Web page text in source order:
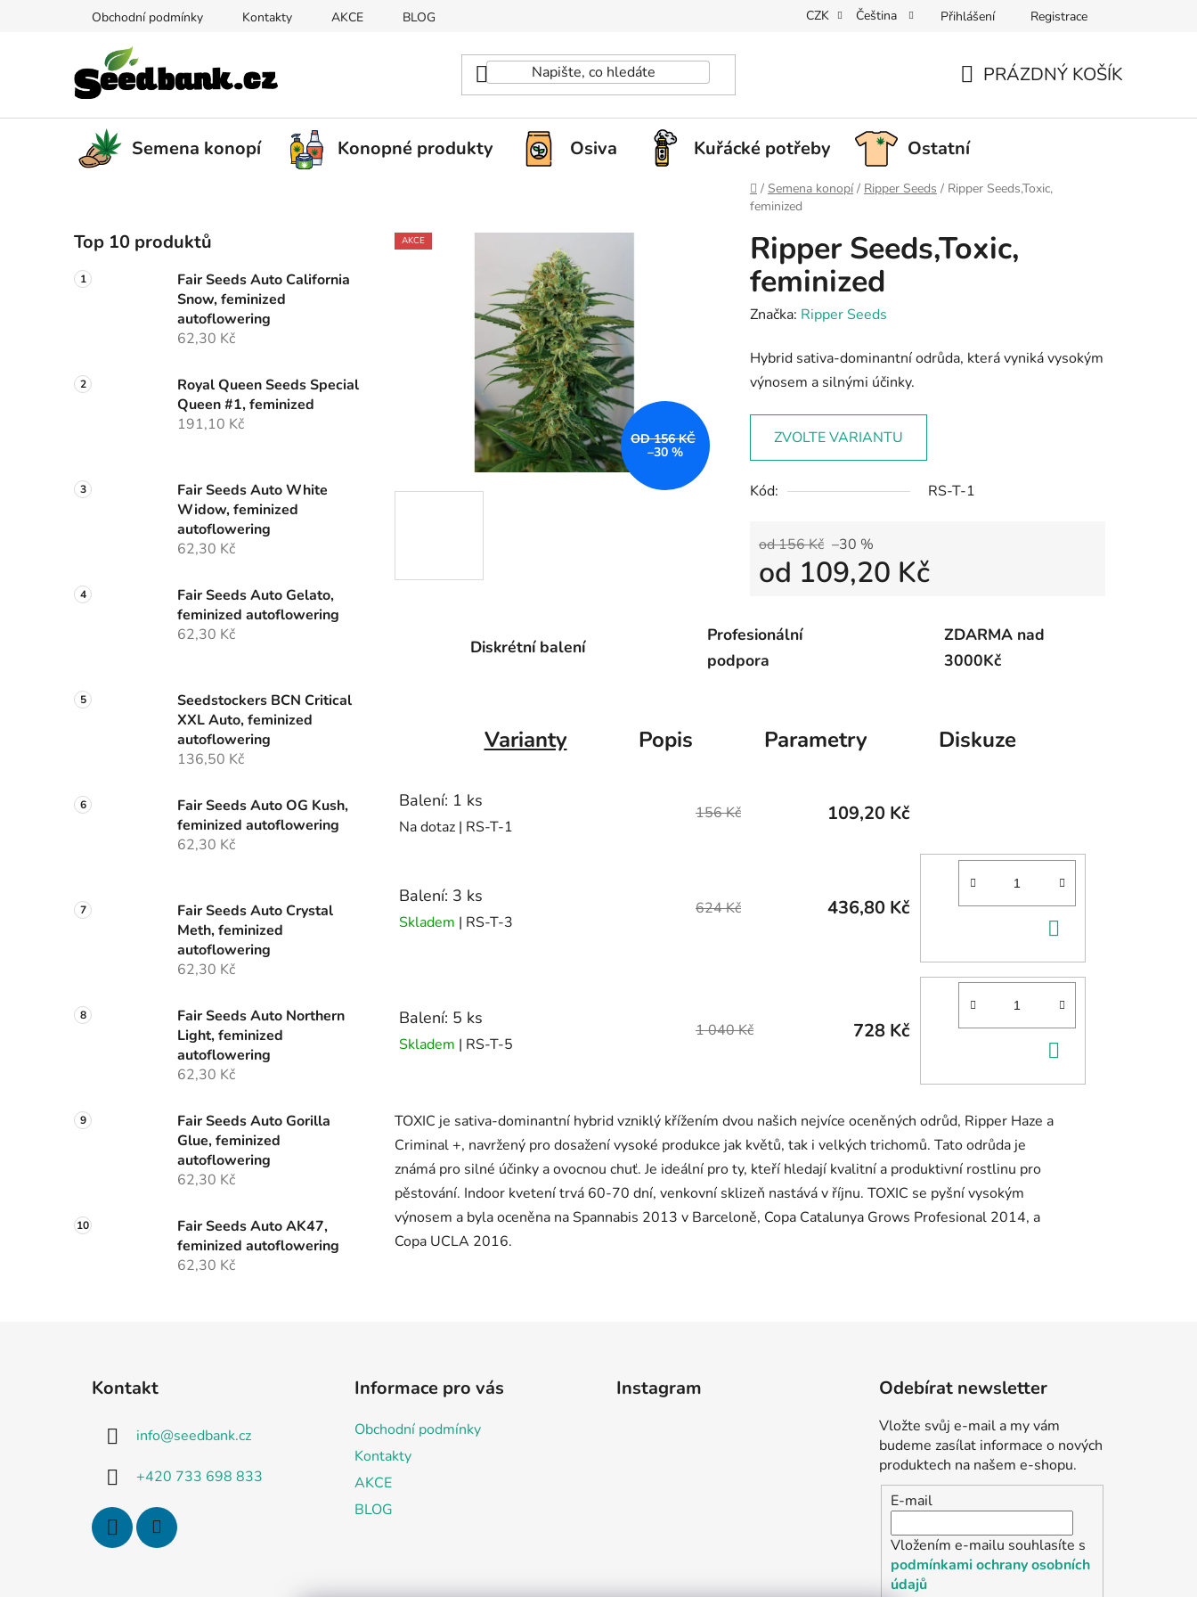
Obchodní podmínky Kontakty AKCE BLOG CZK Čeština Přihlášení Registrace
KOŠÍK
PRÁZDNÝ KOŠÍK
Semena konopí Konopné produkty Osiva Kuřácké potřeby Ostatní
Domů
/ Semena konopí / Ripper Seeds / Ripper Seeds,Toxic,
feminized
o
s
t
n
n
e
Top 10 produktů
Fair Seeds Auto California
Snow, feminized
autoflowering
62,30 Kč
Royal Queen Seeds Special
Queen #1, feminized
191,10 Kč
Fair Seeds Auto White
Widow, feminized
autoflowering
62,30 Kč
Fair Seeds Auto Gelato,
feminized autoflowering
62,30 Kč
Seedstockers BCN Critical
XXL Auto, feminized
autoflowering
136,50 Kč
Fair Seeds Auto OG Kush,
feminized autoflowering
62,30 Kč
Fair Seeds Auto Crystal
Meth, feminized
autoflowering
62,30 Kč
Fair Seeds Auto Northern
Light, feminized
autoflowering
62,30 Kč
Fair Seeds Auto Gorilla
Glue, feminized
autoflowering
62,30 Kč
Fair Seeds Auto AK47,
feminized autoflowering
62,30 Kč
Ripper Seeds,Toxic,
feminized
Značka: Ripper Seeds
Hybrid sativa-dominantní odrůda, která vyniká vysokým
výnosem a silnými účinky.
ZVOLTE VARIANTU
Kód: RS-T-1
od 156 Kč –30 %
od 109,20 Kč
AKCE
OD 156 KČ
–30 %
Diskrétní balení
Profesionální
podpora
ZDARMA nad
3000Kč
Varianty Popis Parametry Diskuze
Balení: 1 ks
Na dotaz | RS-T-1
156 Kč 109,20 Kč
Balení: 3 ks
Skladem | RS-T-3
624 Kč 436,80 Kč
KOŠÍKU
Balení: 5 ks
Skladem | RS-T-5
1 040 Kč 728 Kč
KOŠÍKU
Kontakt
info@seedbank.cz
+420 733 698 833
Informace pro vás
Obchodní podmínky
Kontakty
AKCE
BLOG
Instagram Odebírat newsletter
Vložte svůj e-mail a my vám
budeme zasílat informace o nových
produktech na našem e-shopu.
E-mail
Vložením e-mailu souhlasíte s
podmínkami ochrany osobních
údajů